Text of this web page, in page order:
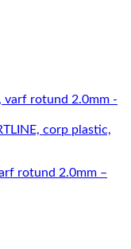
rotund 2.0mm –